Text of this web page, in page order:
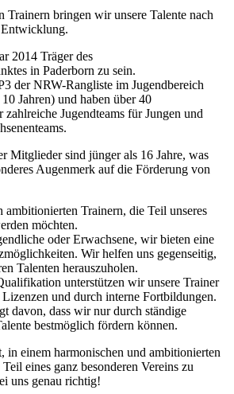
Trainern bringen wir unsere Talente nach
2014 Träger des
in Paderborn zu sein.
der NRW-Rangliste im Jugendbereich
Jahren) und haben über 40
zahlreiche Jugendteams für Jungen und
Mitglieder sind jünger als 16 Jahre, was
Augenmerk auf die Förderung von
ambitionierten Trainern, die Teil unseres
möchten.
oder Erwachsene, wir bieten eine
Wir helfen uns gegenseitig,
Talenten herauszuholen.
unterstützen wir unsere Trainer
und durch interne Fortbildungen.
davon, dass wir nur durch ständige
bestmöglich fördern können.
in einem harmonischen und ambitionierten
eines ganz besonderen Vereins zu
uns genau richtig!